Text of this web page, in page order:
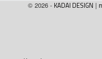
© 2026 - KADAI DESIGN |